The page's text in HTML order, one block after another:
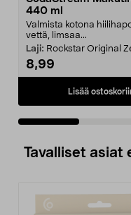
440 ml
Valmista kotona
vettä, limsaa...
Laji: Rockstar Original
8,99
Lisää
Tavalliset asiat